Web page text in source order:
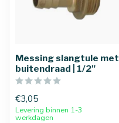
Messing slangtule met
buitendraad | 1/2"
€3,05
Levering binnen 1-3
werkdagen